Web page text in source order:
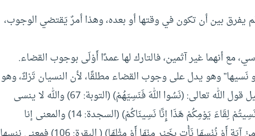
ولم يفرق بين أن تكون في وقتها أو بعده، وهذا أمرٌ يَقتضي الوجوب،
نَسيها” وهو يدل على وجوب القضاء مطلقًا، لأن النسيان تَرْكٌ، وهو
يَشمل الترك المعتمد وغير المتعمد بدليل قول الله تعالى: (نَسُوا اللهَ فَنَسِيَهُمْ) (التوبة: 67) والله لا ينسى
فمعناه أنه تركهم، وقوله: (فَذُوقُوا بِمَا نَسِيتُمْ لِقَاءَ يَوْمِكُمْ هَذَا إِنَّا نَسِينَاكُمْ) (السجدة: 14) والمعنى إنا